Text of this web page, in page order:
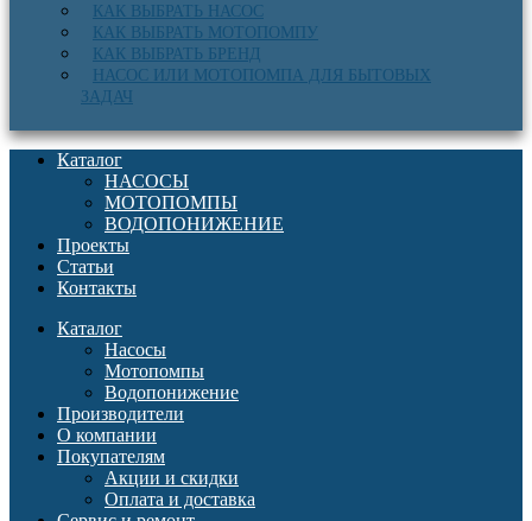
КАК ВЫБРАТЬ НАСОС
КАК ВЫБРАТЬ МОТОПОМПУ
КАК ВЫБРАТЬ БРЕНД
НАСОС ИЛИ МОТОПОМПА ДЛЯ БЫТОВЫХ
ЗАДАЧ
Каталог
НАСОСЫ
МОТОПОМПЫ
ВОДОПОНИЖЕНИЕ
Проекты
Статьи
Контакты
Каталог
Насосы
Мотопомпы
Водопонижение
Производители
О компании
Покупателям
Акции и скидки
Оплата и доставка